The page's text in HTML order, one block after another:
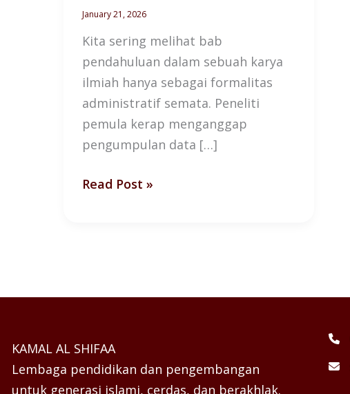
January 21, 2026
Kita sering melihat bab
pendahuluan dalam sebuah karya
ilmiah hanya sebagai formalitas
administratif semata. Peneliti
pemula kerap menganggap
pengumpulan data […]
Read Post »
KAMAL AL SHIFAA
Lembaga pendidikan dan pengembangan
untuk generasi islami, cerdas, dan berakhlak.